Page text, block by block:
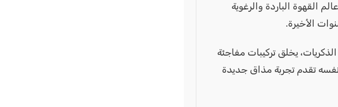
القهوة الباردة والرغوية
الأخيرة.
يخلق تركيبات مفاجئة
نفسه تقدم تجربة مذاق جديدة